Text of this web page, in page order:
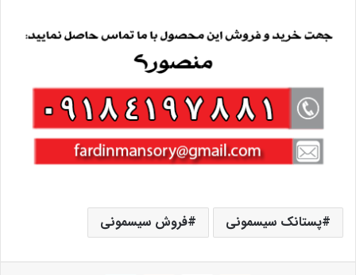
پستانک سیسمونی فروش سیسمونی